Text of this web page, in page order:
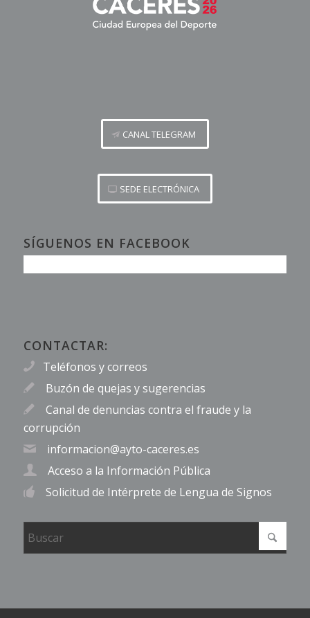
CANAL TELEGRAM
SEDE ELECTRÓNICA
SÍGUENOS EN FACEBOOK
CONTACTAR:
Teléfonos y correos
Buzón de quejas y sugerencias
Canal de denuncias contra el fraude y la
corrupción
informacion@ayto-caceres.es
Acceso a la Información Pública
Solicitud de Intérprete de Lengua de Signos